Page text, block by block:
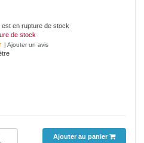
est en rupture de stock
de stock
| Ajouter un avis
Ajouter au panier